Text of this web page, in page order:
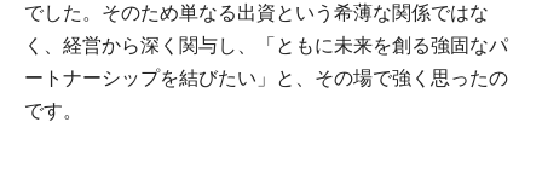
でした。そのため単なる出資という希薄な関係ではな
く、経営から深く関与し、「ともに未来を創る強固なパ
ートナーシップを結びたい」と、その場で強く思ったの
です。